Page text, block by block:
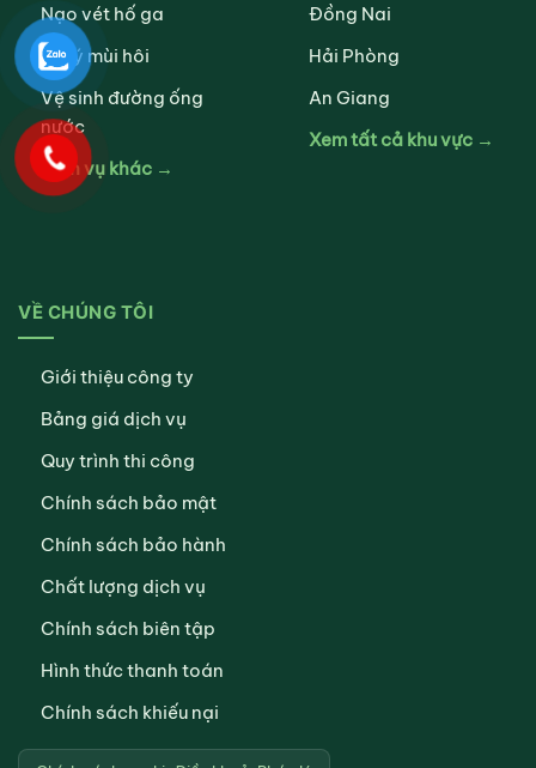
Nạo vét hố ga
Xử lý mùi hôi
Vệ sinh đường ống
nước
Dịch vụ khác →
Đồng Nai
Hải Phòng
An Giang
Xem tất cả khu vực →
VỀ CHÚNG TÔI
Giới thiệu công ty
Bảng giá dịch vụ
Quy trình thi công
Chính sách bảo mật
Chính sách bảo hành
Chất lượng dịch vụ
Chính sách biên tập
Hình thức thanh toán
Chính sách khiếu nại